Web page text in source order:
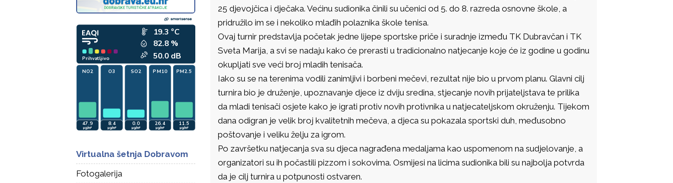
25 djevojčica i dječaka. Većinu sudionika činili su učenici od 5. do 8. razreda osnovne škole, a
pridružilo im se i nekoliko mlađih polaznika škole tenisa.
Ovaj turnir predstavlja početak jedne lijepe sportske priče i suradnje između TK Dubravčan i TK
Sveta Marija, a svi se nadaju kako će prerasti u tradicionalno natjecanje koje će iz godine u godinu
okupljati sve veći broj mladih tenisača.
Iako su se na terenima vodili zanimljivi i borbeni mečevi, rezultat nije bio u prvom planu. Glavni cilj
turnira bio je druženje, upoznavanje djece iz dviju sredina, stjecanje novih prijateljstava te prilika
da mladi tenisači osjete kako je igrati protiv novih protivnika u natjecateljskom okruženju. Tijekom
dana odigran je velik broj kvalitetnih mečeva, a djeca su pokazala sportski duh, međusobno
poštovanje i veliku želju za igrom.
Po završetku natjecanja sva su djeca nagrađena medaljama kao uspomenom na sudjelovanje, a
organizatori su ih počastili pizzom i sokovima. Osmijesi na licima sudionika bili su najbolja potvrda
da je cilj turnira u potpunosti ostvaren.
Virtualna šetnja Dobravom
Fotogalerija